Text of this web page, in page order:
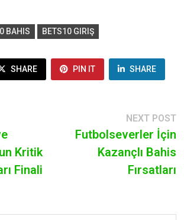
BAHIS BETS10 GIRIŞ
SHARE PIN IT SHARE
Kritik
Finali
NEXT POST
Futbolseverler İçin
Kazançlı Bahis
Fırsatları